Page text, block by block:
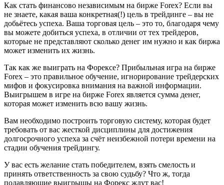
Как стать финансово независимым на бирже Forex? Если вы
не знаете, какая ваша конкретная(!) цель в трейдинге – вы не
добьётесь успеха. Ваша торговая цель – это то, благодаря чему
вы можете добиться успеха, в отличии от тех трейдеров,
которые не представляют сколько денег им нужно и как биржа
может изменить их жизнь.
Так как же выиграть на Форексе? Прибыльная игра на бирже
Forex – это правильное обучение, игнорирование трейдерских
мифов и фокусировка внимания на важной информации.
Выигрышем в игре на бирже Forex является сумма денег,
которая может изменить всю вашу жизнь.
Вам необходимо построить торговую систему, которая будет
требовать от вас жесткой дисциплины для достижения
долгосрочного успеха за счёт неизбежной потери времени на
стадии обучения трейдингу.
У вас есть желание стать победителем, взять смелость и
принять ответственность за свою судьбу? Что ж, тогда
подавляющие выигрышы на Форекс ждут вас!